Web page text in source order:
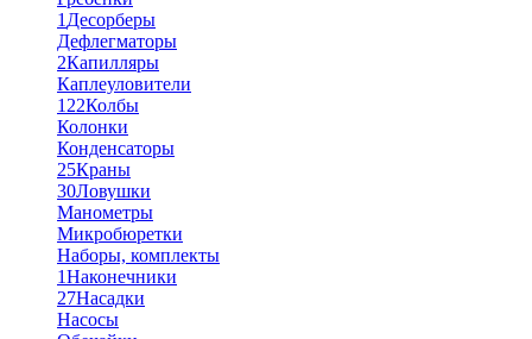
1 Десорберы
Дефлегматоры
2Капилляры
Каплеуловители
122Колбы
Колонки
Конденсаторы
25Краны
30Ловушки
Манометры
Микробюретки
Наборы, комплекты
1Наконечники
27Насадки
Насосы